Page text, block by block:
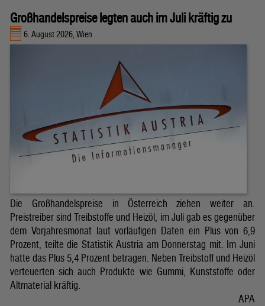
Großhandelspreise legten auch im Juli kräftig zu
6. August 2026, Wien
Die Großhandelspreise in Österreich ziehen weiter an.
Preistreiber sind Treibstoffe und Heizöl, im Juli gab es gegenüber
dem Vorjahresmonat laut vorläufigen Daten ein Plus von 6,9
Prozent, teilte die Statistik Austria am Donnerstag mit. Im Juni
hatte das Plus 5,4 Prozent betragen. Neben Treibstoff und Heizöl
verteuerten sich auch Produkte wie Gummi, Kunststoffe oder
Altmaterial kräftig.
APA